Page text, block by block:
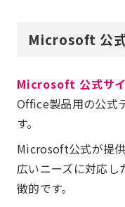
Microsoft 公
Microsoft 公式サ
Office製品用の公式
す。
Microsoft公式が提
広いニーズに対応し
徴的です。